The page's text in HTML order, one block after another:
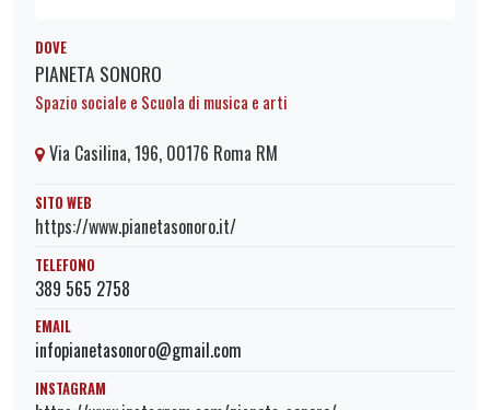
DOVE
PIANETA SONORO
Spazio sociale e Scuola di musica e arti
Via Casilina, 196, 00176 Roma RM
SITO WEB
https://www.pianetasonoro.it/
TELEFONO
389 565 2758
EMAIL
infopianetasonoro@gmail.com
INSTAGRAM